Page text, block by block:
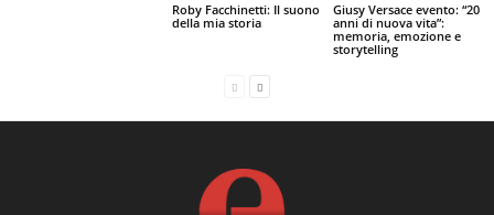
Roby Facchinetti: Il suono
della mia storia
Giusy Versace evento: “20
anni di nuova vita”:
memoria, emozione e
storytelling